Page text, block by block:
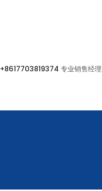
+8617703819374 专业销售经